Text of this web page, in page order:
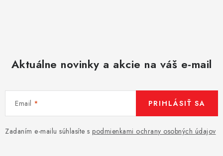
Aktuálne novinky a akcie na váš e-mail
Email
Zadaním e-mailu súhlasíte s podmienkami ochrany osobných údajov
PRIHLÁSIŤ SA